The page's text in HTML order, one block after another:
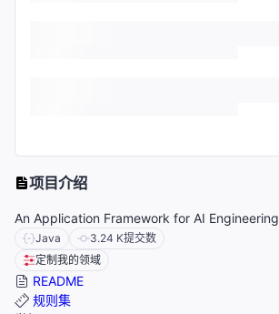
项目介绍
An Application Framework for AI Engineering
Java 3.24 K提交数
定制我的领域
README
规则集